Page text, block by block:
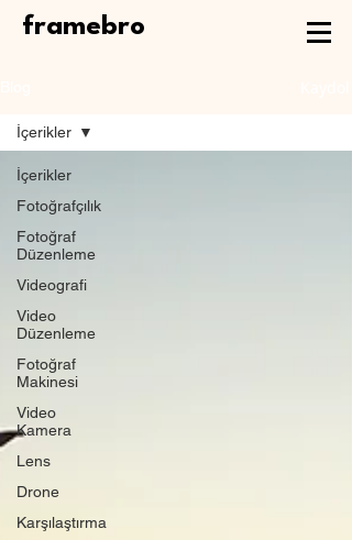
framebro
İçerikler
Fotoğrafçılık
Fotoğraf
Düzenleme
Videografi
Video
Düzenleme
Fotoğraf
Makinesi
Video
Kamera
Lens
Drone
Karşılaştırma
İçerikler